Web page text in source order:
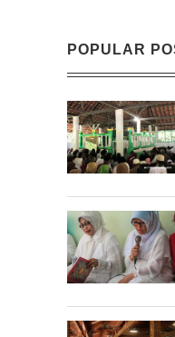
POPULAR